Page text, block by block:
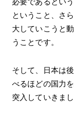
ということ、さ
大していこうと
うことです。
そして、日本は
べるほどの国力
突入していきまし